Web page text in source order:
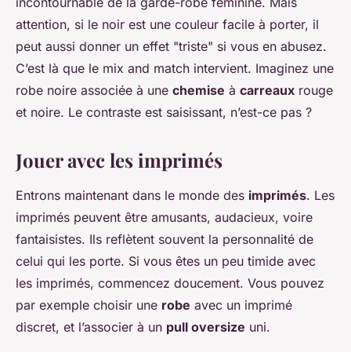
attention, si le noir est une couleur facile à porter, il
peut aussi donner un effet "triste" si vous en abusez.
C’est là que le mix and match intervient. Imaginez une
robe noire associée à une chemise à carreaux rouge
et noire. Le contraste est saisissant, n’est-ce pas ?
Jouer avec les imprimés
Entrons maintenant dans le monde des imprimés. Les
imprimés peuvent être amusants, audacieux, voire
fantaisistes. Ils reflètent souvent la personnalité de
celui qui les porte. Si vous êtes un peu timide avec
les imprimés, commencez doucement. Vous pouvez
par exemple choisir une robe avec un imprimé
discret, et l’associer à un pull oversize uni.